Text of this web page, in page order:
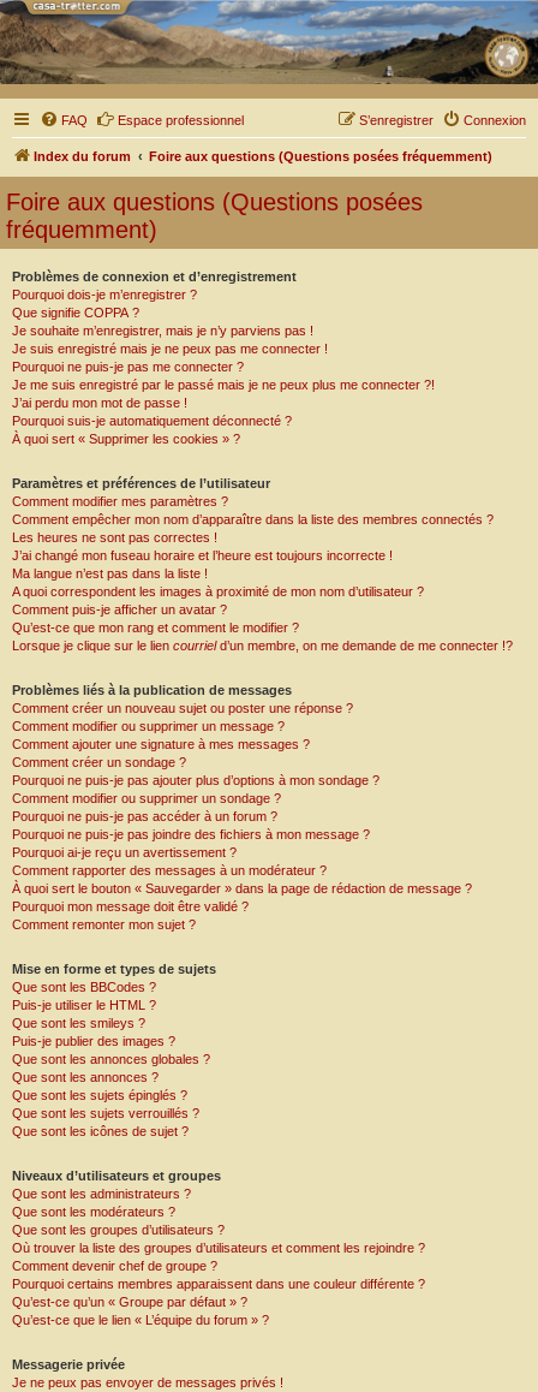
FAQ Espace professionnel Connexion
S’enregistrer
Index du forum Foire aux questions (Questions posées fréquemment)
Foire aux questions (Questions posées
fréquemment)
Problèmes de connexion et d’enregistrement
Pourquoi dois-je m’enregistrer ?
Que signifie COPPA ?
Je souhaite m’enregistrer, mais je n’y parviens pas !
Je suis enregistré mais je ne peux pas me connecter !
Pourquoi ne puis-je pas me connecter ?
Je me suis enregistré par le passé mais je ne peux plus me connecter ?!
J’ai perdu mon mot de passe !
Pourquoi suis-je automatiquement déconnecté ?
À quoi sert « Supprimer les cookies » ?
Paramètres et préférences de l’utilisateur
Comment modifier mes paramètres ?
Comment empêcher mon nom d’apparaître dans la liste des membres connectés ?
Les heures ne sont pas correctes !
J’ai changé mon fuseau horaire et l’heure est toujours incorrecte !
Ma langue n’est pas dans la liste !
A quoi correspondent les images à proximité de mon nom d’utilisateur ?
Comment puis-je afficher un avatar ?
Qu’est-ce que mon rang et comment le modifier ?
Lorsque je clique sur le lien courrield’un membre, on me demande de me connecter !?
Problèmes liés à la publication de messages
Comment créer un nouveau sujet ou poster une réponse ?
Comment modifier ou supprimer un message ?
Comment ajouter une signature à mes messages ?
Comment créer un sondage ?
Pourquoi ne puis-je pas ajouter plus d’options à mon sondage ?
Comment modifier ou supprimer un sondage ?
Pourquoi ne puis-je pas accéder à un forum ?
Pourquoi ne puis-je pas joindre des fichiers à mon message ?
Pourquoi ai-je reçu un avertissement ?
Comment rapporter des messages à un modérateur ?
À quoi sert le bouton « Sauvegarder » dans la page de rédaction de message ?
Pourquoi mon message doit être validé ?
Comment remonter mon sujet ?
Mise en forme et types de sujets
Que sont les BBCodes ?
Puis-je utiliser le HTML ?
Que sont les smileys ?
Puis-je publier des images ?
Que sont les annonces globales ?
Que sont les annonces ?
Que sont les sujets épinglés ?
Que sont les sujets verrouillés ?
Que sont les icônes de sujet ?
Niveaux d’utilisateurs et groupes
Que sont les administrateurs ?
Que sont les modérateurs ?
Que sont les groupes d’utilisateurs ?
Où trouver la liste des groupes d’utilisateurs et comment les rejoindre ?
Comment devenir chef de groupe ?
Pourquoi certains membres apparaissent dans une couleur différente ?
Qu’est-ce qu’un « Groupe par défaut » ?
Qu’est-ce que le lien « L’équipe du forum » ?
Messagerie privée
Je ne peux pas envoyer de messages privés !